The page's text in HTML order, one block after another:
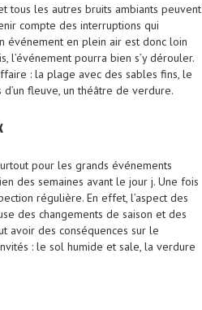
tous les autres bruits ambiants peuvent
compte des interruptions qui
événement en plein air est donc loin
l’événement pourra bien s’y dérouler.
: la plage avec des sables fins, le
d’un fleuve, un théâtre de verdure.
pour les grands événements
des semaines avant le jour j. Une fois
régulière. En effet, l’aspect des
des changements de saison et des
avoir des conséquences sur le
: le sol humide et sale, la verdure